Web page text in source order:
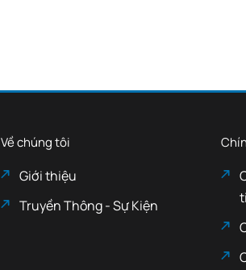
Về chúng tôi
Giới thiệu
Truyền Thông - Sự Kiện